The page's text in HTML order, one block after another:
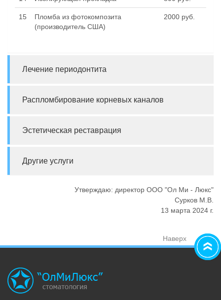
15
Пломба из фотокомпозита
(производитель США)
2000 руб.
Лечение периодонтита
Распломбирование корневых каналов
Эстетическая реставрация
Другие услуги
Утверждаю: директор ООО "Ол Ми - Люкс"
Сурков М.В.
13 марта 2024 г.
Наверх